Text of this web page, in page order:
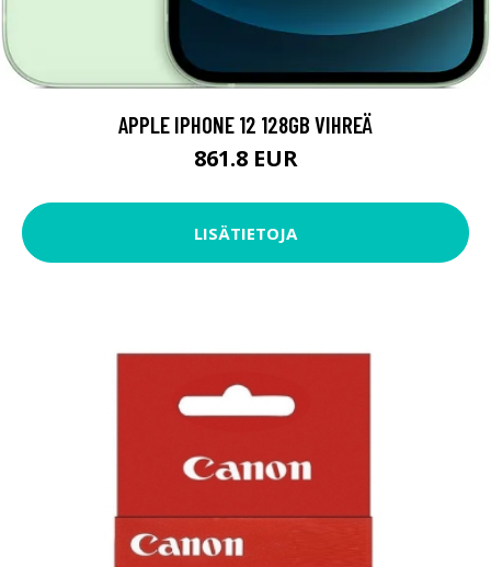
APPLE IPHONE 12 128GB VIHREÄ
861.8 EUR
LISÄTIETOJA